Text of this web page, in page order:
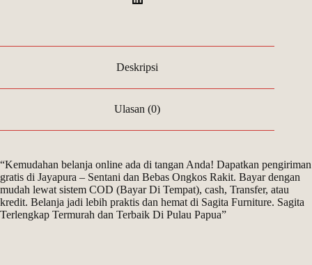
Deskripsi
Ulasan (0)
“Kemudahan belanja online ada di tangan Anda! Dapatkan pengiriman
gratis di Jayapura – Sentani dan Bebas Ongkos Rakit. Bayar dengan
mudah lewat sistem COD (Bayar Di Tempat), cash, Transfer, atau
kredit. Belanja jadi lebih praktis dan hemat di Sagita Furniture. Sagita
Terlengkap Termurah dan Terbaik Di Pulau Papua”